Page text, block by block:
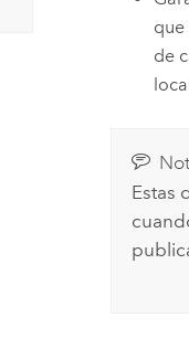
que
de
Estas